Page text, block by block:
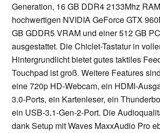
Generation, 16 GB DDR4 2133Mhz
hochwertigen NVIDIA GeForce GTX
GB GDDR5 VRAM und einer 512 GB
ausgestattet. Die Chiclet-Tastatur in
Hintergrundlicht bietet gutes taktiles
Touchpad ist groß. Weitere Features
eine 720p HD-Webcam, ein HDMI-
3.0-Ports, ein Kartenleser, ein
ein USB-3.1-Gen-2-Port. Die
dank Setup mit Waves MaxxAudio Pro